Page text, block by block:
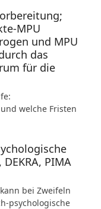
MPU
und MPU
das
für die
welche Fristen
PIMA
bei Zweifeln
psychologische